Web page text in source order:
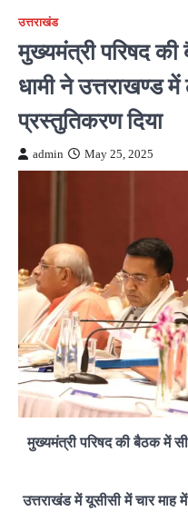
उत्तराखंड
मुख्यमंत्री परिषद
धामी ने उत्तराखण्ड
प्रस्तुतिकरण दिया
admin May 25, 2025
मुख्यमंत्री परिषद की बैठक में
उत्तराखंड में यूसीसी में चार